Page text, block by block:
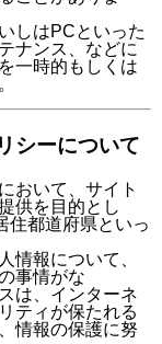
しはPCといった
ナンス、などに
一時的もしくは
シーについて
おいて、サイト
供を目的とし
住都道府県といっ
情報について、
事情がな
は、インターネ
ティが保たれる
情報の保護に努